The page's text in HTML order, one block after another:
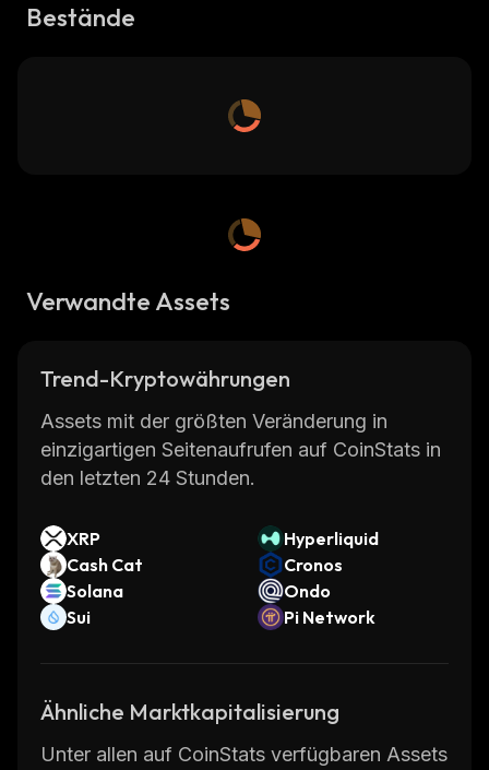
Bestände
Verwandte Assets
Trend-Kryptowährungen
Assets mit der größten Veränderung in
einzigartigen Seitenaufrufen auf CoinStats in
den letzten 24 Stunden.
XRP
Hyperliquid
Cash Cat
Cronos
Solana
Ondo
Sui
Pi Network
Ähnliche Marktkapitalisierung
Unter allen auf CoinStats verfügbaren Assets